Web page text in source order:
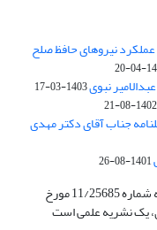
نیروهای حافظ صلح
نبوی1403-03-17
1402-08-21
جناب آقای دکتر مهدی
1401-08-26
فصلنامه مطالعات بین‌المللی بر پایه آیین نامه شماره 11/25685 مورخ